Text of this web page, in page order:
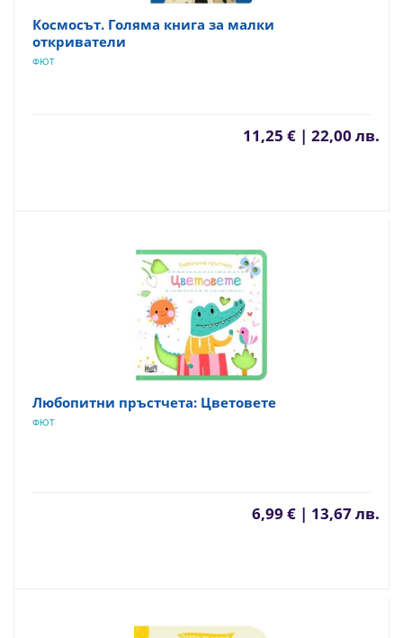
Космосът. Голяма книга за малки
откриватели
ФЮТ
11,25 € | 22,00 лв.
Любопитни пръстчета: Цветовете
ФЮТ
6,99 € | 13,67 лв.